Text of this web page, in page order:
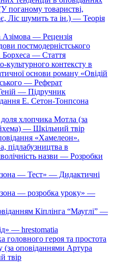
поганому товаристві,
Ліс шумить та ін.) — Теорія
Азімова — Рецензія
постмодерністського
Борхеса — Стаття
культурного контексту в
основи роману «Овідій
— Реферат
— Підручник
Е. Сетон-Тонпсона
хлопчика Мотла (за
— Шкільний твір
«Хамелеон».
підлабузництва в
назви — Розробки
— Тест» — Дидактичні
— розробка уроку» —
Кіплінга “Мауглі” —
— hrestomatia
головного героя та простота
(за оповіданнями Артура
твір